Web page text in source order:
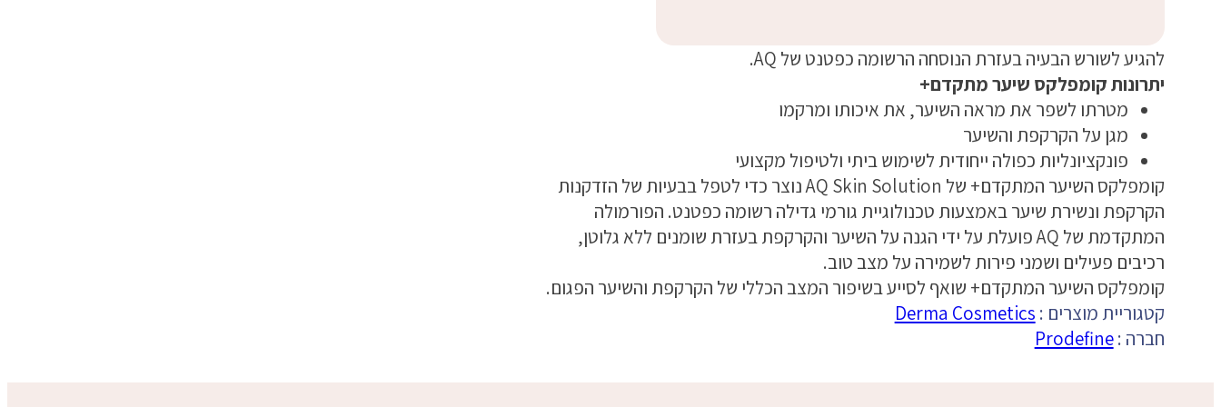
להגיע לשורש הבעיה בעזרת הנוסחה הרשומה כפטנט של AQ.
יתרונות קומפלקס שיער מתקדם+
מטרתו לשפר את מראה השיער, את איכותו ומרקמו
מגן על הקרקפת והשיער
פונקציונליות כפולה ייחודית לשימוש ביתי ולטיפול מקצועי
קומפלקס השיער המתקדם+ של AQ Skin Solution נוצר כדי לטפל בבעיות של הזדקנות
הקרקפת ונשירת שיער באמצעות טכנולוגיית גורמי גדילה רשומה כפטנט. הפורמולה
המתקדמת של AQ פועלת על ידי הגנה על השיער והקרקפת בעזרת שומנים ללא גלוטן,
רכיבים פעילים ושמני פירות לשמירה על מצב טוב.
קומפלקס השיער המתקדם+ שואף לסייע בשיפור המצב הכללי של הקרקפת והשיער הפגום.
קטגוריית מוצרים : Derma Cosmetics
חברה :Prodefine